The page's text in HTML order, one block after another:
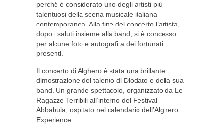
perché è considerato uno degli artisti più
talentuosi della scena musicale italiana
contemporanea. Alla fine del concerto l’artista,
dopo i saluti insieme alla band, si è concesso
per alcune foto e autografi a dei fortunati
presenti.
Il concerto di Alghero è stata una brillante
dimostrazione del talento di Diodato e della sua
band. Un grande spettacolo, organizzato da Le
Ragazze Terribili all’interno del Festival
Abbabula, ospitato nel calendario dell’Alghero
Experience.